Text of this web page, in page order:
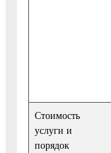
Стоимость
услуги и
порядок